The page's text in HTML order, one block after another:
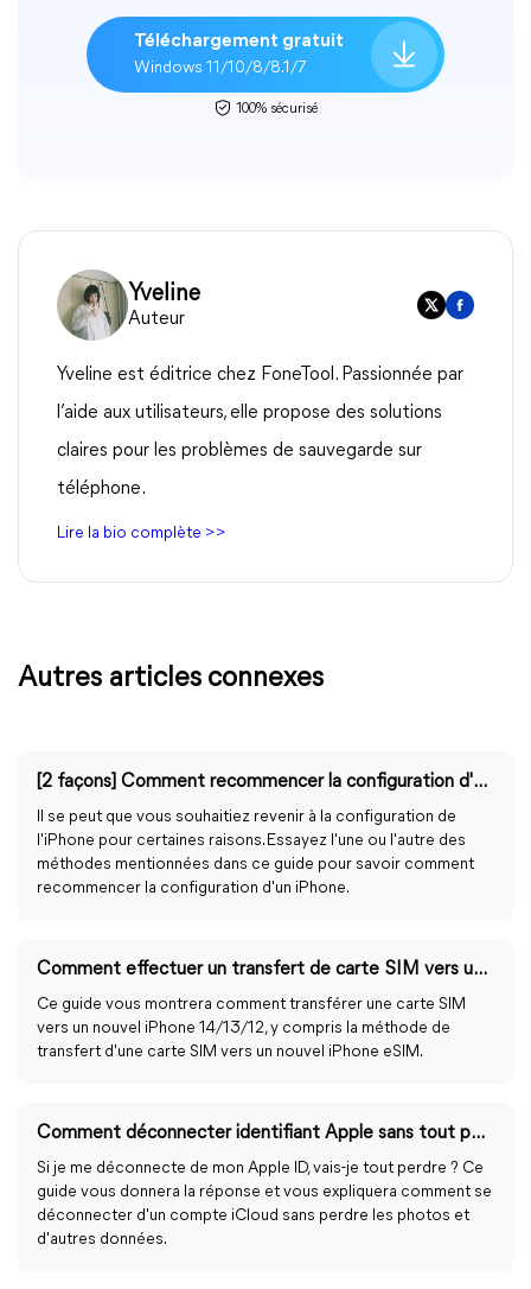
Téléchargement gratuit
Windows 11/10/8/8.1/7
100% sécurisé
Yveline
Auteur
Yveline est éditrice chez FoneTool. Passionnée par
l’aide aux utilisateurs, elle propose des solutions
claires pour les problèmes de sauvegarde sur
téléphone.
Lire la bio complète >>
Autres articles connexes
[2 façons] Comment recommencer la configuration d'un iPhone
Il se peut que vous souhaitiez revenir à la configuration de
l'iPhone pour certaines raisons. Essayez l'une ou l'autre des
méthodes mentionnées dans ce guide pour savoir comment
recommencer la configuration d'un iPhone.
Comment effectuer un transfert de carte SIM vers un nouvel iPhone
Ce guide vous montrera comment transférer une carte SIM
vers un nouvel iPhone 14/13/12, y compris la méthode de
transfert d'une carte SIM vers un nouvel iPhone eSIM.
Comment déconnecter identifiant Apple sans tout perdre
Si je me déconnecte de mon Apple ID, vais-je tout perdre ? Ce
guide vous donnera la réponse et vous expliquera comment se
déconnecter d'un compte iCloud sans perdre les photos et
d'autres données.